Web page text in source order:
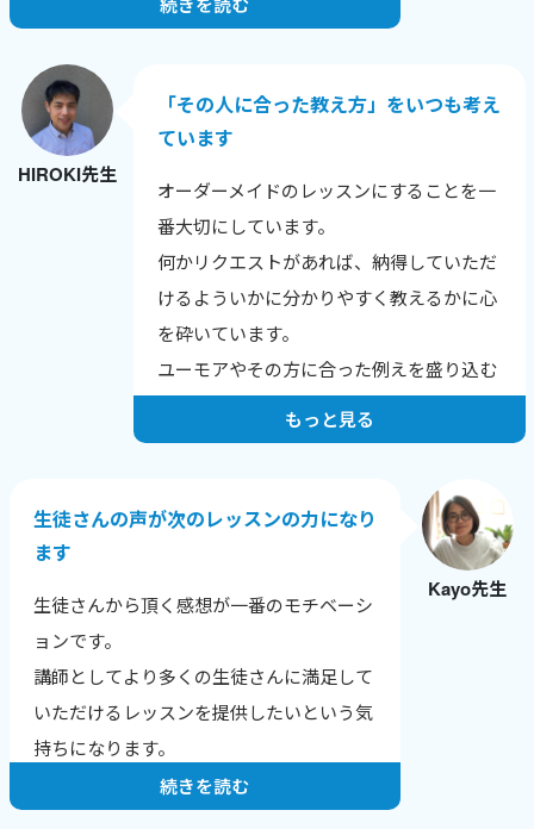
続きを読む
HIROKI先生
「その人に合った教え方」をいつも考え
ています
オーダーメイドのレッスンにすることを一
番大切にしています。
何かリクエストがあれば、納得していただ
けるよういかに分かりやすく教えるかに心
を砕いています。
ユーモアやその方に合った例えを盛り込む
もっと見る
Kayo先生
生徒さんの声が次のレッスンの力になり
ます
生徒さんから頂く感想が一番のモチベーシ
ョンです。
講師としてより多くの生徒さんに満足して
いただけるレッスンを提供したいという気
持ちになります。
続きを読む